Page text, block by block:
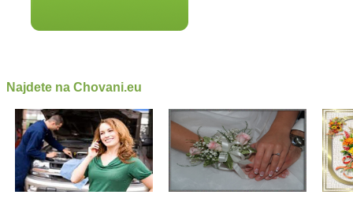
Najdete na Chovani.eu